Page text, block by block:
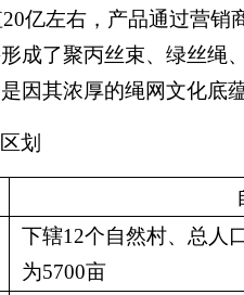
亿左右，产品通过营
成了聚丙丝束、绿丝绳
因其浓厚的绳网文化底
划
下辖12个自然村、总人
为5700亩